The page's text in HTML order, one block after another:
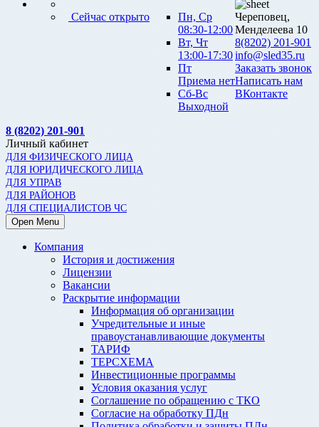
Сейчас открыто
Пн, Ср
08:30-12:00
Вт, Чт
13:00-17:30
Пт
Приема нет
Сб-Вс
Выходной
Череповец,
Менделеева 10
8(8202) 201-901
info@sled35.ru
Заказать звонок
Написать нам
ВКонтакте
8 (8202) 201-901
Личный кабинет
ДЛЯ ФИЗИЧЕСКОГО ЛИЦА
ДЛЯ ЮРИДИЧЕСКОГО ЛИЦА
ДЛЯ УПРАВ
ДЛЯ РАЙОНОВ
ДЛЯ СПЕЦИАЛИСТОВ ЧС
Open Menu
Компания
История и достижения
Лицензии
Вакансии
Раскрытие информации
Информация об организации
Учредительные и иные
правоустанавливающие документы
ТАРИФ
ТЕРСХЕМА
Инвестиционные программы
Условия оказания услуг
Соглашение по обращению с ТКО
Согласие на обработку ПДн